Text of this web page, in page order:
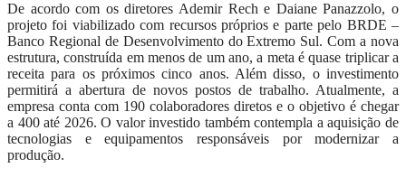
De acordo com os diretores Ademir Rech e Daiane Panazzolo, o
projeto foi viabilizado com recursos próprios e parte pelo BRDE –
Banco Regional de Desenvolvimento do Extremo Sul. Com a nova
estrutura, construída em menos de um ano, a meta é quase triplicar a
receita para os próximos cinco anos. Além disso, o investimento
permitirá a abertura de novos postos de trabalho. Atualmente, a
empresa conta com 190 colaboradores diretos e o objetivo é chegar
a 400 até 2026. O valor investido também contempla a aquisição de
tecnologias e equipamentos responsáveis por modernizar a
produção.